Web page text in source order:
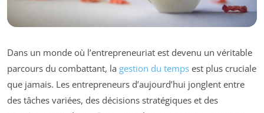
Dans un monde où l’entrepreneuriat est devenu un véritable
parcours du combattant, la gestion du temps est plus cruciale
que jamais. Les entrepreneurs d’aujourd’hui jonglent entre
des tâches variées, des décisions stratégiques et des